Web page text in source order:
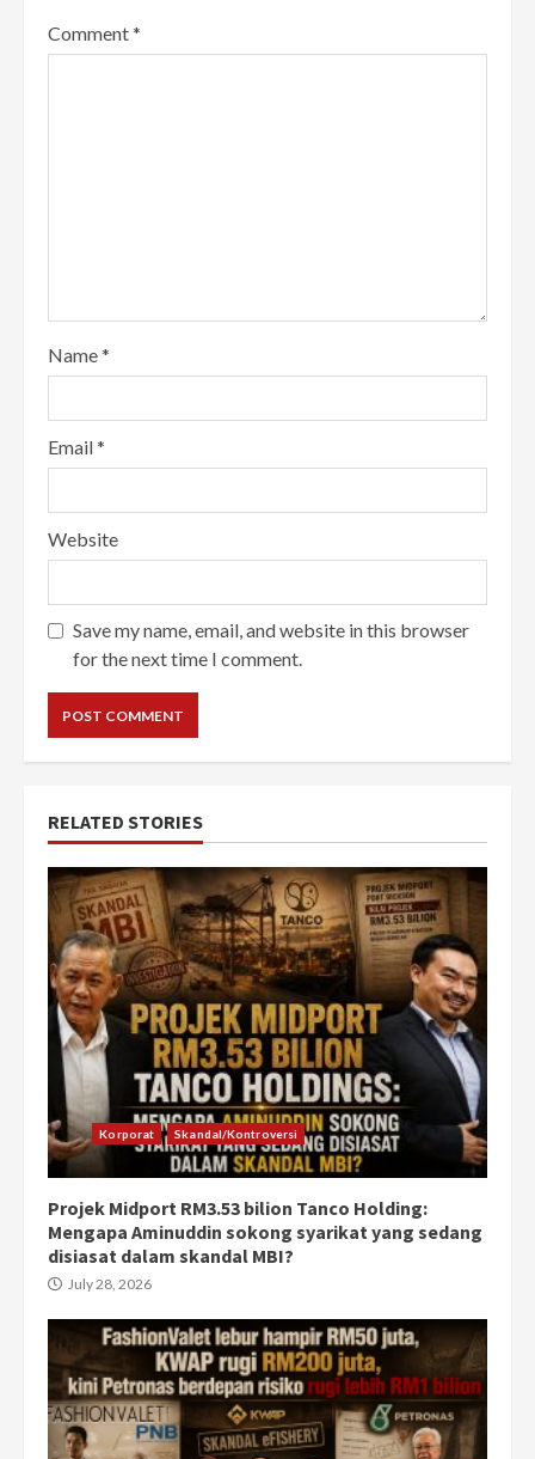
Comment*
Name*
Email*
Website
Save my name, email, and website in this browser
for the next time I comment.
RELATED STORIES
Korporat Skandal/Kontroversi
Projek Midport RM3.53 bilion Tanco Holding:
Mengapa Aminuddin sokong syarikat yang sedang
disiasat dalam skandal MBI?
July 28, 2026